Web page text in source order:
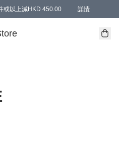
或以上減HKD 450.00 詳情
等級）AAPE products, members can
適用於 特定的送貨方式 )